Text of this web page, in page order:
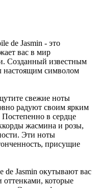
de Jasmin - это
вас в мир
Созданный известным
настоящим символом
свежие ноты
радуют своим ярким
в сердце
жасмина и розы,
Эти ноты
присущие
Jasmin окутывают вас
которые